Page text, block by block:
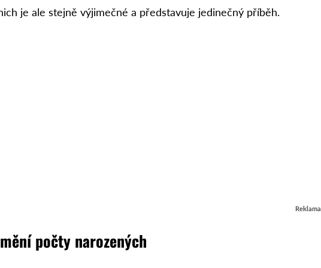
je ale stejně výjimečné a představuje jedinečný příběh.
Reklama
počty narozených